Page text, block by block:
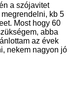
a szójavitet
kb 5
Most hogy 60
abba
az évek
nekem nagyon jó